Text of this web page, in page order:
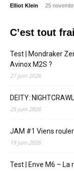
Elliot Klein - 25
C’est tout
Test | Mondraker
Avinox M2S ?
27 juin 2026
DEITY:
25 juin 2026
JAM #1 Viens
19 juin 2026
Test | Enve M6 –